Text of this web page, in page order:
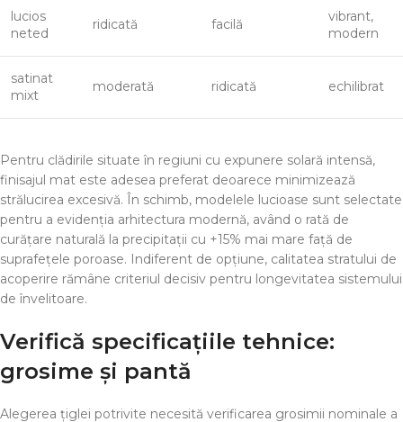
lucios
neted
ridicată facilă
vibrant,
modern
satinat
mixt
moderată ridicată echilibrat
Pentru clădirile situate în regiuni cu expunere solară intensă,
finisajul mat este adesea preferat deoarece minimizează
strălucirea excesivă. În schimb, modelele lucioase sunt selectate
pentru a evidenția arhitectura modernă, având o rată de
curățare naturală la precipitații cu +15% mai mare față de
suprafețele poroase. Indiferent de opțiune, calitatea stratului de
acoperire rămâne criteriul decisiv pentru longevitatea sistemului
de învelitoare.
Verifică specificațiile tehnice:
grosime și pantă
Alegerea țiglei potrivite necesită verificarea grosimii nominale a